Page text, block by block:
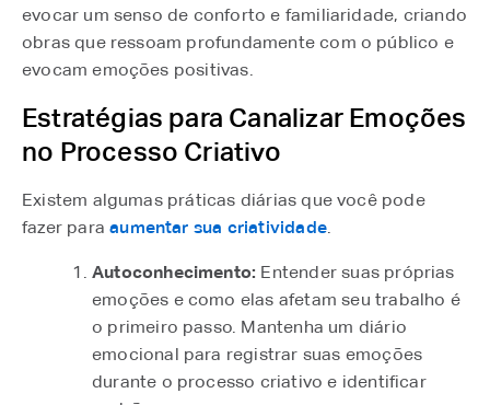
evocar um senso de conforto e familiaridade, criando
obras que ressoam profundamente com o público e
evocam emoções positivas.
Estratégias para Canalizar Emoções
no Processo Criativo
Existem algumas práticas diárias que você pode
fazer paraaumentar sua criatividade.
Autoconhecimento: Entender suas próprias
emoções e como elas afetam seu trabalho é
o primeiro passo. Mantenha um diário
emocional para registrar suas emoções
durante o processo criativo e identificar